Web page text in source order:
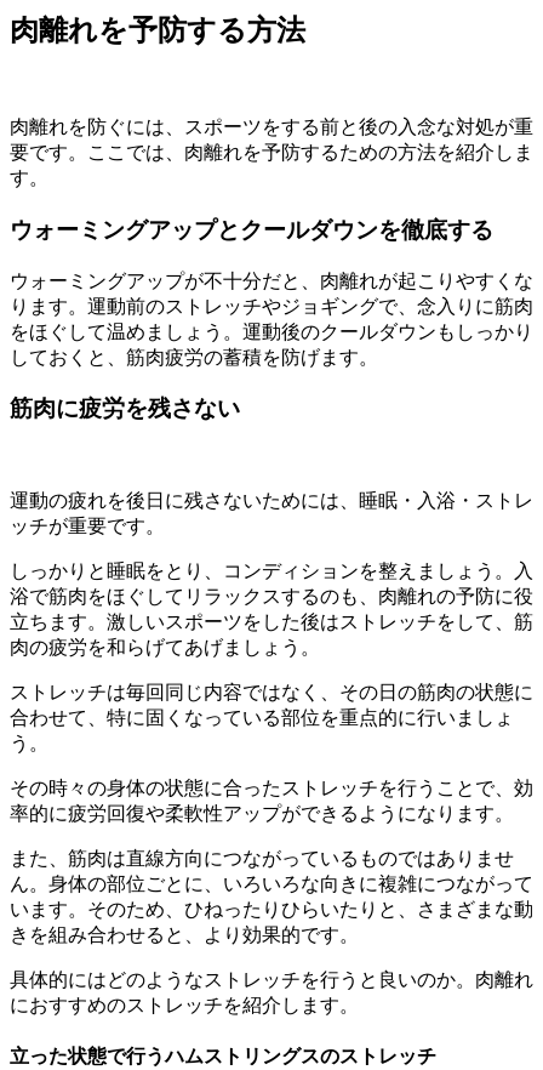
肉離れを予防する方法
肉離れを防ぐには、スポーツをする前と後の入念な対処が重
要です。ここでは、肉離れを予防するための方法を紹介しま
す。
ウォーミングアップとクールダウンを徹底する
ウォーミングアップが不十分だと、肉離れが起こりやすくな
ります。運動前のストレッチやジョギングで、念入りに筋肉
をほぐして温めましょう。運動後のクールダウンもしっかり
しておくと、筋肉疲労の蓄積を防げます。
筋肉に疲労を残さない
運動の疲れを後日に残さないためには、睡眠・入浴・ストレ
ッチが重要です。
しっかりと睡眠をとり、コンディションを整えましょう。入
浴で筋肉をほぐしてリラックスするのも、肉離れの予防に役
立ちます。激しいスポーツをした後はストレッチをして、筋
肉の疲労を和らげてあげましょう。
ストレッチは毎回同じ内容ではなく、その日の筋肉の状態に
合わせて、特に固くなっている部位を重点的に行いましょ
う。
その時々の身体の状態に合ったストレッチを行うことで、効
率的に疲労回復や柔軟性アップができるようになります。
また、筋肉は直線方向につながっているものではありませ
ん。身体の部位ごとに、いろいろな向きに複雑につながって
います。そのため、ひねったりひらいたりと、さまざまな動
きを組み合わせると、より効果的です。
具体的にはどのようなストレッチを行うと良いのか。肉離れ
におすすめのストレッチを紹介します。
立った状態で行うハムストリングスのストレッチ